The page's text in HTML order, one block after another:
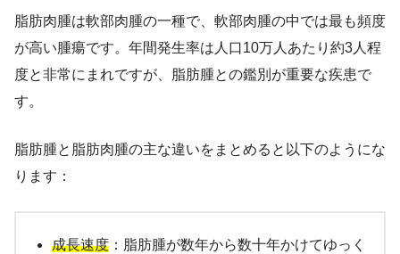
脂肪肉腫は軟部肉腫の一種で、軟部肉腫の中では最も頻度
が高い腫瘍です。年間発生率は人口10万人あたり約3人程
度と非常にまれですが、脂肪腫との鑑別が重要な疾患で
す。
脂肪腫と脂肪肉腫の主な違いをまとめると以下のようにな
ります：
成長速度 ：脂肪腫が数年から数十年かけてゆっく